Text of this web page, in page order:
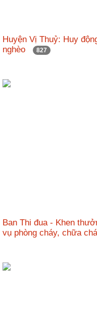
Huyện Vị Thuỷ: Huy
nghèo
827
Ban Thi đua - Khen
vụ phòng cháy, chữa